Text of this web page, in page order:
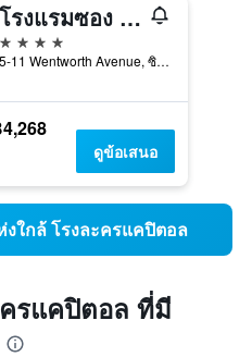
โรงแรมซอง ซิดนีย์
4 ดาว
5-11 Wentworth Avenue, ซิดนีย์, NSW, ออสเตรเลีย
ดูข้อเสนอ
ใกล้ โรงละครแคปิตอล
รแคปิตอล ที่มี